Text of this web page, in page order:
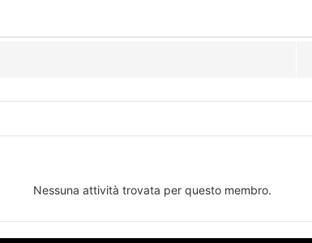
Nessuna attività trovata per questo membro.